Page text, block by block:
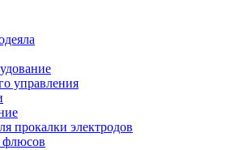
управления
прокалки электродов
флюсов